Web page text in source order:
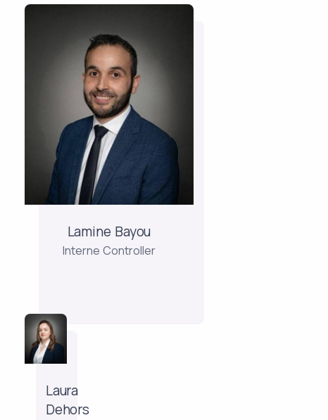
Lamine Bayou
Interne Controller
Lamine Bayou
Interne Controller
Lamine is 10 jaar manager
geweest bij een
accountantskantoor en is
sinds 2018 werkzaam bij
Keren Finance op de
afdeling interne controle.
ESG Analyst Certificate.
Laura
Dehors
Laura
Dehors
Middle